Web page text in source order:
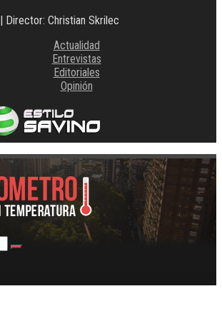
| Director: Christian Skrilec
Actualidad
Entrevistas
Editoriales
Opinión